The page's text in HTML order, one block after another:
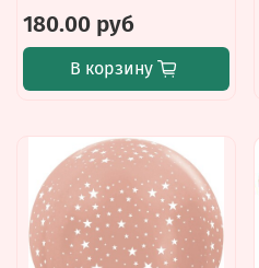
180.00 руб
В корзину